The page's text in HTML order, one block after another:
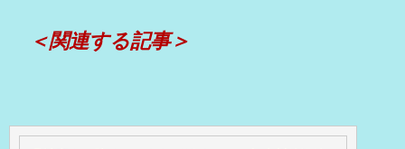
＜関連する記事＞